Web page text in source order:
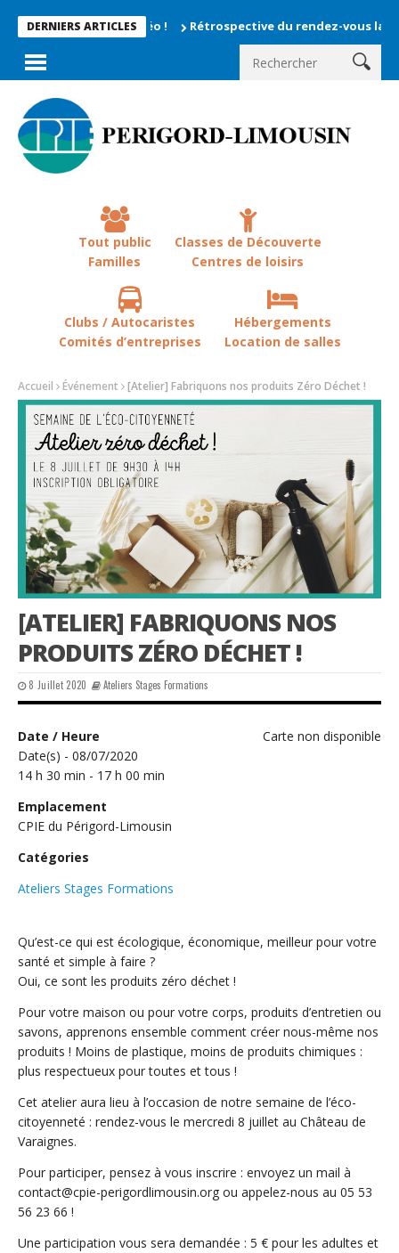
DERNIERS ARTICLES Rétrospective du rendez-vous la chevêche
Tout public
Familles
Classes de Découverte
Centres de loisirs
Clubs / Autocaristes
Comités d’entreprises
Hébergements
Location de salles
Accueil Événement [Atelier] Fabriquons nos produits Zéro Déchet !
[ATELIER] FABRIQUONS NOS
PRODUITS ZÉRO DÉCHET !
8 Juillet 2020 Ateliers Stages Formations
Carte non disponible
Date / Heure
Date(s) - 08/07/2020
14 h 30 min - 17 h 00 min
Emplacement
CPIE du Périgord-Limousin
Catégories
Ateliers Stages Formations
Qu’est-ce qui est écologique, économique, meilleur pour votre
santé et simple à faire ?
Oui, ce sont les produits zéro déchet !
Pour votre maison ou pour votre corps, produits d’entretien ou
savons, apprenons ensemble comment créer nous-même nos
produits ! Moins de plastique, moins de produits chimiques :
plus respectueux pour toutes et tous !
Cet atelier aura lieu à l’occasion de notre semaine de l’éco-
citoyenneté : rendez-vous le mercredi 8 juillet au Château de
Varaignes.
Pour participer, pensez à vous inscrire : envoyez un mail à
contact@cpie-perigordlimousin.org ou appelez-nous au 05 53
56 23 66 !
Une participation vous sera demandée : 5 € pour les adultes et